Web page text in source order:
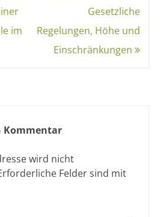
im
Gesetzliche
Regelungen, Höhe und
Einschränkungen
Kommentar
wird nicht
Felder sind mit